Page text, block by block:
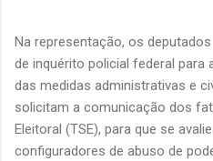
Na representação, os
de inquérito policial federal para
das medidas administrativas e
solicitam a comunicação dos
Eleitoral (TSE), para que se
configuradores de abuso de